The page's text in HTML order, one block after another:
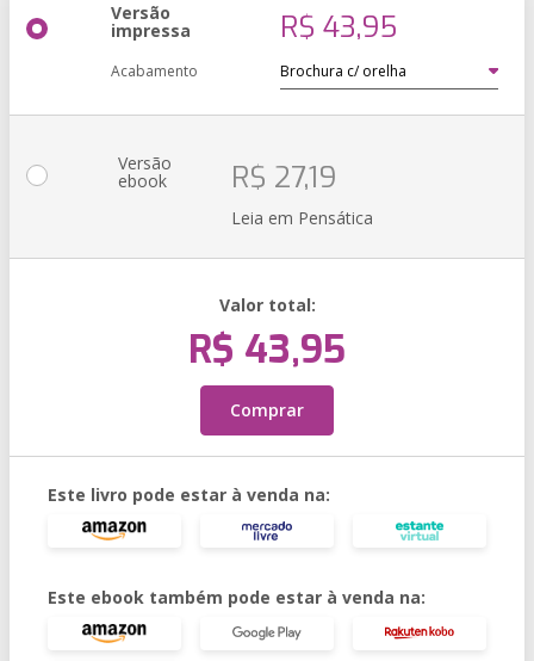
Versão
impressa R$ 43,95
Acabamento
Versão
ebook R$ 27,19
Leia em Pensática
Valor total:
R$ 43,95
Comprar
Este livro pode estar à venda na:
Este ebook também pode estar à venda na: